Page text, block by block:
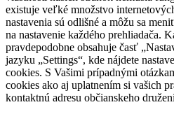
existuje veľké množstvo
nastavenia sú odlišné a môžu sa
na nastavenie každého prehliadača.
pravdepodobne obsahuje časť
jazyku „Settings“, kde nájdete
cookies. S Vašimi prípadnými
cookies ako aj uplatnením si vašich
kontaktnú adresu občianskeho